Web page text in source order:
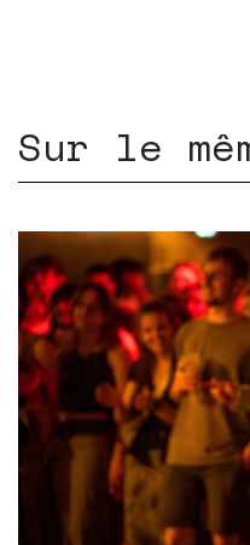
Sur le